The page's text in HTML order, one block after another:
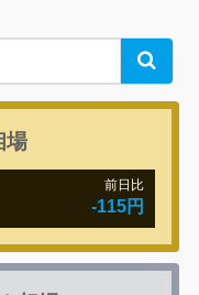
Search
場
前日比
-115円